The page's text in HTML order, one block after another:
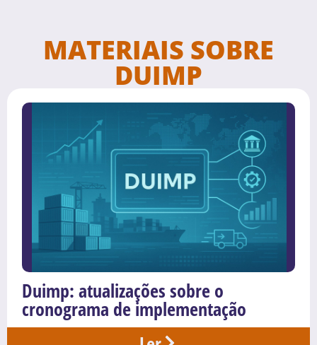
MATERIAIS SOBRE
DUIMP
Duimp: atualizações sobre o
cronograma de implementação